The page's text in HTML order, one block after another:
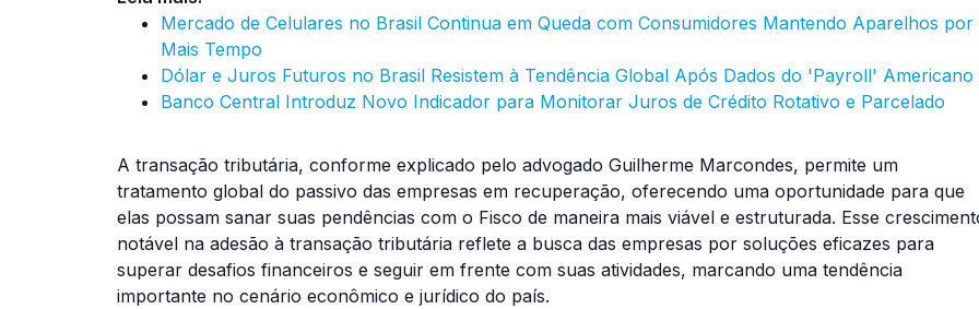
Mercado de Celulares no Brasil Continua em Queda com Consumidores Mantendo Aparelhos por
Mais Tempo
Dólar e Juros Futuros no Brasil Resistem à Tendência Global Após Dados do 'Payroll' Americano
Banco Central Introduz Novo Indicador para Monitorar Juros de Crédito Rotativo e Parcelado
A transação tributária, conforme explicado pelo advogado Guilherme Marcondes, permite um
tratamento global do passivo das empresas em recuperação, oferecendo uma oportunidade para que
elas possam sanar suas pendências com o Fisco de maneira mais viável e estruturada. Esse
notável na adesão à transação tributária reflete a busca das empresas por soluções eficazes para
superar desafios financeiros e seguir em frente com suas atividades, marcando uma tendência
importante no cenário econômico e jurídico do país.